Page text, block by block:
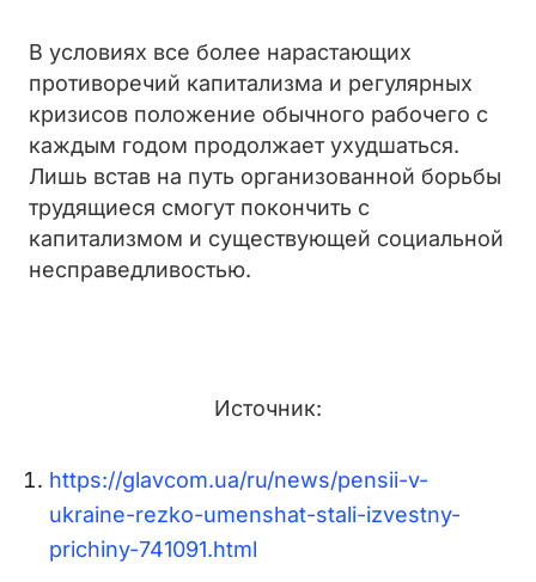
В условиях все более нарастающих
противоречий капитализма и регулярных
кризисов положение обычного рабочего с
каждым годом продолжает ухудшаться.
Лишь встав на путь организованной борьбы
трудящиеся смогут покончить с
капитализмом и существующей социальной
несправедливостью.
Источник:
https://glavcom.ua/ru/news/pensii-v-
ukraine-rezko-umenshat-stali-izvestny-
prichiny-741091.html